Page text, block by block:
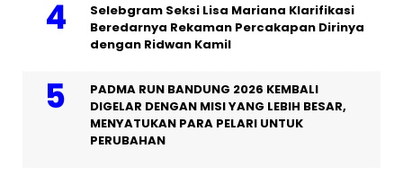
Selebgram Seksi Lisa Mariana Klarifikasi
Beredarnya Rekaman Percakapan Dirinya
dengan Ridwan Kamil
PADMA RUN BANDUNG 2026 KEMBALI
DIGELAR DENGAN MISI YANG LEBIH BESAR,
MENYATUKAN PARA PELARI UNTUK
PERUBAHAN